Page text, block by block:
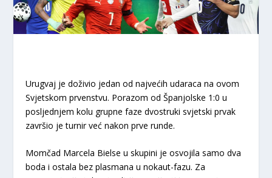
Urugvaj je doživio jedan od najvećih udaraca na ovom
Svjetskom prvenstvu. Porazom od Španjolske 1:0 u
posljednjem kolu grupne faze dvostruki svjetski prvak
završio je turnir već nakon prve runde.
Momčad Marcela Bielse u skupini je osvojila samo dva
boda i ostala bez plasmana u nokaut-fazu. Za